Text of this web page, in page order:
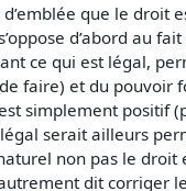
que le
d’abord au
ce qui est légal,
faire) et du pouvoir
simplement
serait ailleurs
non pas le
dit corriger